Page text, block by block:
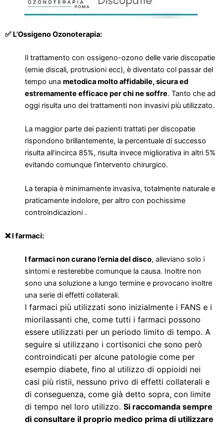
✅ L’Ossigeno Ozonoterapia:
Il trattamento con ossigeno-ozono delle varie discopatie
(ernie discali, protrusioni ecc), è diventato col passar del
tempo una metodica molto affidabile, sicura ed
estremamente efficace per chi ne soffre. Tanto che ad
oggi risulta uno dei trattamenti non invasivi più utilizzato.
La maggior parte dei pazienti trattati per discopatie
rispondono brillantemente, la percentuale di successo
risulta all’incirca 85%, risulta invece migliorativa in altri 5%
evitando comunque l’intervento chirurgico.
La terapia è minimamente invasiva, totalmente naturale e
praticamente indolore, per altro con pochissime
controindicazioni .
❌ I farmaci:
I farmaci non curano l’ernia del disco, alleviano solo i
sintomi e resterebbe comunque la causa. Inoltre non
sono una soluzione a lungo termine e provocano inoltre
una serie di effetti collaterali.
I farmaci più utilizzati sono inizialmente i FANS e i
miorilassanti che, come tutti i farmaci possono
essere utilizzati per un periodo limito di tempo. A
seguire si utilizzano i cortisonici che sono però
controindicati per alcune patologie come per
esempio diabete, fino al utilizzo di oppioidi nei
casi più ristii, nessuno privo di effetti collaterali e
di conseguenza, come già detto sopra, con limite
di tempo nel loro utilizzo. Si raccomanda sempre
di consultare il proprio medico prima di utilizzare